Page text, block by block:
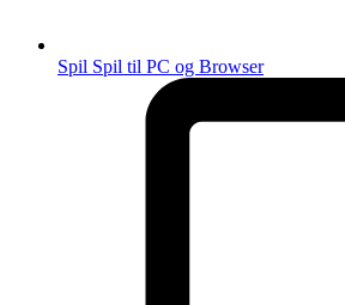
Spil Spil til PC og Browser